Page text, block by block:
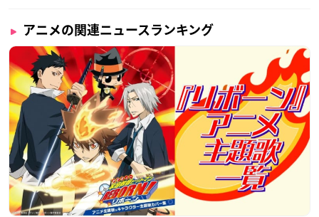
アニメの関連ニュースランキング